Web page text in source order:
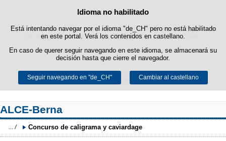
Política de cookies
Esta web utiliza cookies propias para facilitar la navegación y cookies
de terceros para obtener estadísticas de uso y satisfacción.
Puede obtener más información en el apartado "Cookies" de nuestro
aviso legal.
Aceptar Rechazar
Idioma no habilitado
Está intentando navegar por el idioma "de_CH" pero no está habilitado
en este portal. Verá los contenidos en castellano.
En caso de querer seguir navegando en este idioma, se almacenará su
decisión hasta que cierre el navegador.
Seguir navegando en "de_CH" Cambiar al castellano
Saltar al contenido
ALCE-Berna
Concurso de caligrama y caviardage